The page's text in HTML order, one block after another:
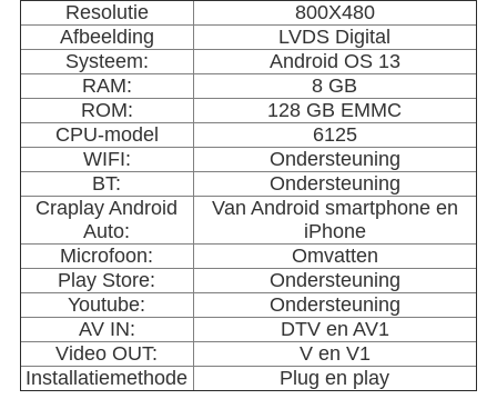
Resolutie
800X480
Afbeelding
LVDS Digital
Systeem:
Android OS 13
RAM:
8 GB
ROM:
128 GB EMMC
CPU-model
6125
WIFI:
Ondersteuning
BT:
Ondersteuning
Craplay Android
Auto:
Van Android smartphone en
iPhone
Microfoon:
Omvatten
Play Store:
Ondersteuning
Youtube:
Ondersteuning
AV IN:
DTV en AV1
Video OUT:
V en V1
Installatiemethode
Plug en play